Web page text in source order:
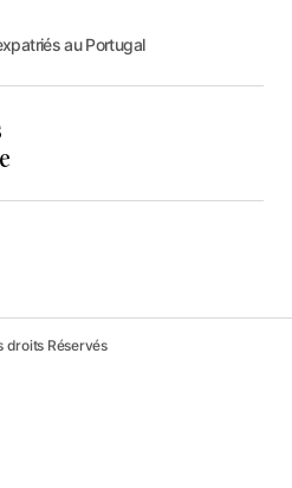
au Portugal
droits Réservés